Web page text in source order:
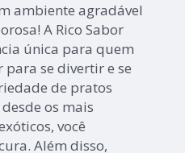
ambiente agradável
A Rico Sabor
única para quem
se divertir e se
de pratos
os mais
você
Além disso,